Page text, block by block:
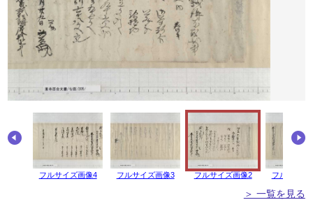
フルサイズ画像4 フルサイズ画像3 フルサイズ画像2 フルサイズ
＞ 一覧を見る